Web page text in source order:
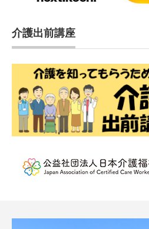
介護出前講座